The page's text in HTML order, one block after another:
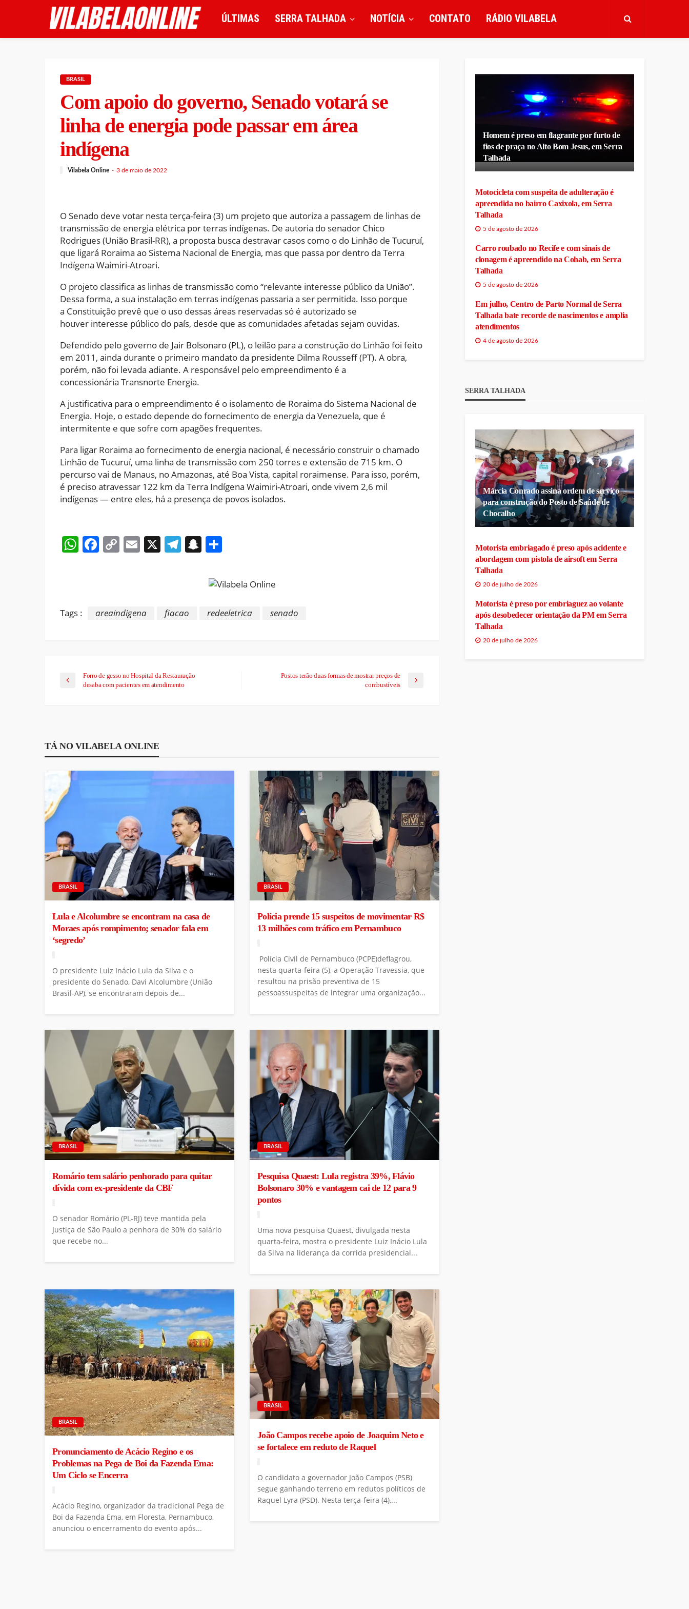
ÚLTIMAS SERRA TALHADA NOTÍCIA CONTATO RÁDIO VILABELA
BRASIL
Com apoio do governo, Senado votará se
linha de energia pode passar em área
indígena
Vilabela Online 3 de maio de 2022
O Senado deve votar nesta terça-feira (3) um projeto que autoriza a passagem de linhas de
transmissão de energia elétrica por terras indígenas. De autoria do senador Chico
Rodrigues (União Brasil-RR), a proposta busca destravar casos como o do Linhão de Tucuruí,
que ligará Roraima ao Sistema Nacional de Energia, mas que passa por dentro da Terra
Indígena Waimiri-Atroari.
O projeto classifica as linhas de transmissão como “relevante interesse público da União”.
Dessa forma, a sua instalação em terras indígenas passaria a ser permitida. Isso porque
a Constituição prevê que o uso dessas áreas reservadas só é autorizado se
houver interesse público do país, desde que as comunidades afetadas sejam ouvidas.
Defendido pelo governo de Jair Bolsonaro (PL), o leilão para a construção do Linhão foi feito
em 2011, ainda durante o primeiro mandato da presidente Dilma Rousseff (PT). A obra,
porém, não foi levada adiante. A responsável pelo empreendimento é a
concessionária Transnorte Energia.
A justificativa para o empreendimento é o isolamento de Roraima do Sistema Nacional de
Energia. Hoje, o estado depende do fornecimento de energia da Venezuela, que é
intermitente e que sofre com apagões frequentes.
Para ligar Roraima ao fornecimento de energia nacional, é necessário construir o chamado
Linhão de Tucuruí, uma linha de transmissão com 250 torres e extensão de 715 km. O
percurso vai de Manaus, no Amazonas, até Boa Vista, capital roraimense. Para isso, porém,
é preciso atravessar 122 km da Terra Indígena Waimiri-Atroari, onde vivem 2,6 mil
indígenas — entre eles, há a presença de povos isolados.
WhatsApp
Facebook
CopyEmail
X Telegram
Snapchat
Tags : areaindigena fiacao redeeletrica senado
Forro de gesso no Hospital da Restauração
desaba com pacientes em atendimento
Postos terão duas formas de mostrar preços de
combustíveis
TÁ NO VILABELA ONLINE
BRASIL
Lula e Alcolumbre se encontram na casa de
Moraes após rompimento; senador fala em
‘segredo’
O presidente Luiz Inácio Lula da Silva e o
presidente do Senado, Davi Alcolumbre (União
Brasil-AP), se encontraram depois de...
BRASIL
Polícia prende 15 suspeitos de movimentar R$
13 milhões com tráfico em Pernambuco
Polícia Civil de Pernambuco (PCPE)deflagrou,
nesta quarta-feira (5), a Operação Travessia, que
resultou na prisão preventiva de 15
pessoassuspeitas de integrar uma organização...
BRASIL
Romário tem salário penhorado para quitar
dívida com ex-presidente da CBF
O senador Romário (PL-RJ) teve mantida pela
Justiça de São Paulo a penhora de 30% do salário
que recebe no...
BRASIL
Pesquisa Quaest: Lula registra 39%, Flávio
Bolsonaro 30% e vantagem cai de 12 para 9
pontos
Uma nova pesquisa Quaest, divulgada nesta
quarta-feira, mostra o presidente Luiz Inácio Lula
da Silva na liderança da corrida presidencial...
BRASIL
Pronunciamento de Acácio Regino e os
Problemas na Pega de Boi da Fazenda Ema:
Um Ciclo se Encerra
Acácio Regino, organizador da tradicional Pega de
Boi da Fazenda Ema, em Floresta, Pernambuco,
anunciou o encerramento do evento após...
BRASIL
João Campos recebe apoio de Joaquim Neto e
se fortalece em reduto de Raquel
O candidato a governador João Campos (PSB)
segue ganhando terreno em redutos políticos de
Raquel Lyra (PSD). Nesta terça-feira (4),...
Homem é preso em flagrante por furto de
fios de praça no Alto Bom Jesus, em Serra
Talhada
Motocicleta com suspeita de adulteração é
apreendida no bairro Caxixola, em Serra
Talhada
5 de agosto de 2026
Carro roubado no Recife e com sinais de
clonagem é apreendido na Cohab, em Serra
Talhada
5 de agosto de 2026
Em julho, Centro de Parto Normal de Serra
Talhada bate recorde de nascimentos e amplia
atendimentos
4 de agosto de 2026
SERRA TALHADA
Márcia Conrado assina ordem de serviço
para construção do Posto de Saúde de
Chocalho
Motorista embriagado é preso após acidente e
abordagem com pistola de airsoft em Serra
Talhada
20 de julho de 2026
Motorista é preso por embriaguez ao volante
após desobedecer orientação da PM em Serra
Talhada
20 de julho de 2026